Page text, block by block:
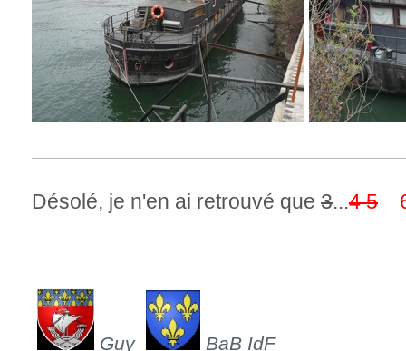
Désolé, je n'en ai retrouvé que 3...4 5
Guy BaB IdF